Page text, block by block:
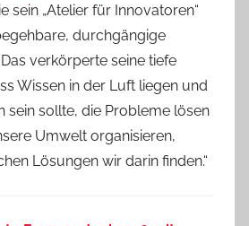
sein „Atelier für Innovatoren“
durchgängige
Das verkörperte seine tiefe
Wissen in der Luft liegen und
sein sollte, die Probleme lösen
Umwelt organisieren,
Lösungen wir darin finden.“